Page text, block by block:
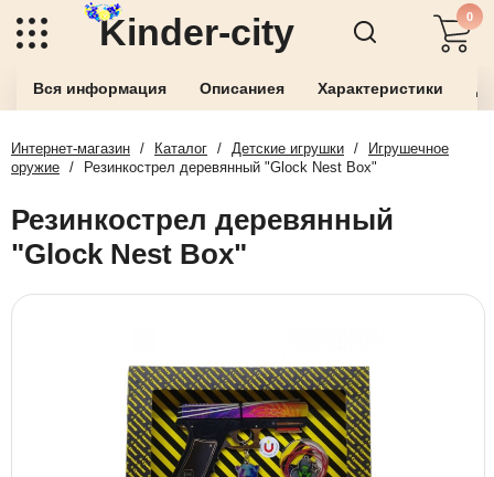
Kinder-city 0
Вся информация Описаниея Характеристики
Интернет-магазин / Каталог / Детские игрушки /
Игрушечное
оружие / Резинкострел деревянный "Glock Nest Box"
Резинкострел деревянный
"Glock Nest Box"